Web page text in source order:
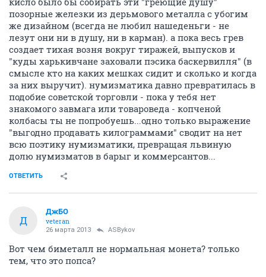
позорные железки из дерьмового металла с убогим
же дизайном (всегда не любил нашеденьги - не
лезут они ни в душу, ни в карман). а пока весь грев
создает тихая возня вокруг тиражей, выпусков и
"куды харькивчане заховали пэсика баскервилля" (в
смысле кто на каких мешках сидит и сколько и когда
за них выручит). нумизматика давно превратилась в
подобие советской торговли - пока у тебя нет
знакомого завмага или товароведа - копченой
колбасы ты не попробуешь...одно только выражение
"выгодно продавать килограммами" сводит на нет
всю поэтику нумизматики, превращая львиную
долю нумизматов в барыг и коммерсантов...
ОТВЕТИТЬ
Д
ДжБО
veteran
26 марта 2013 ASBykov
Вот чем биметалл не нормальная монета? только
тем, что это попса?